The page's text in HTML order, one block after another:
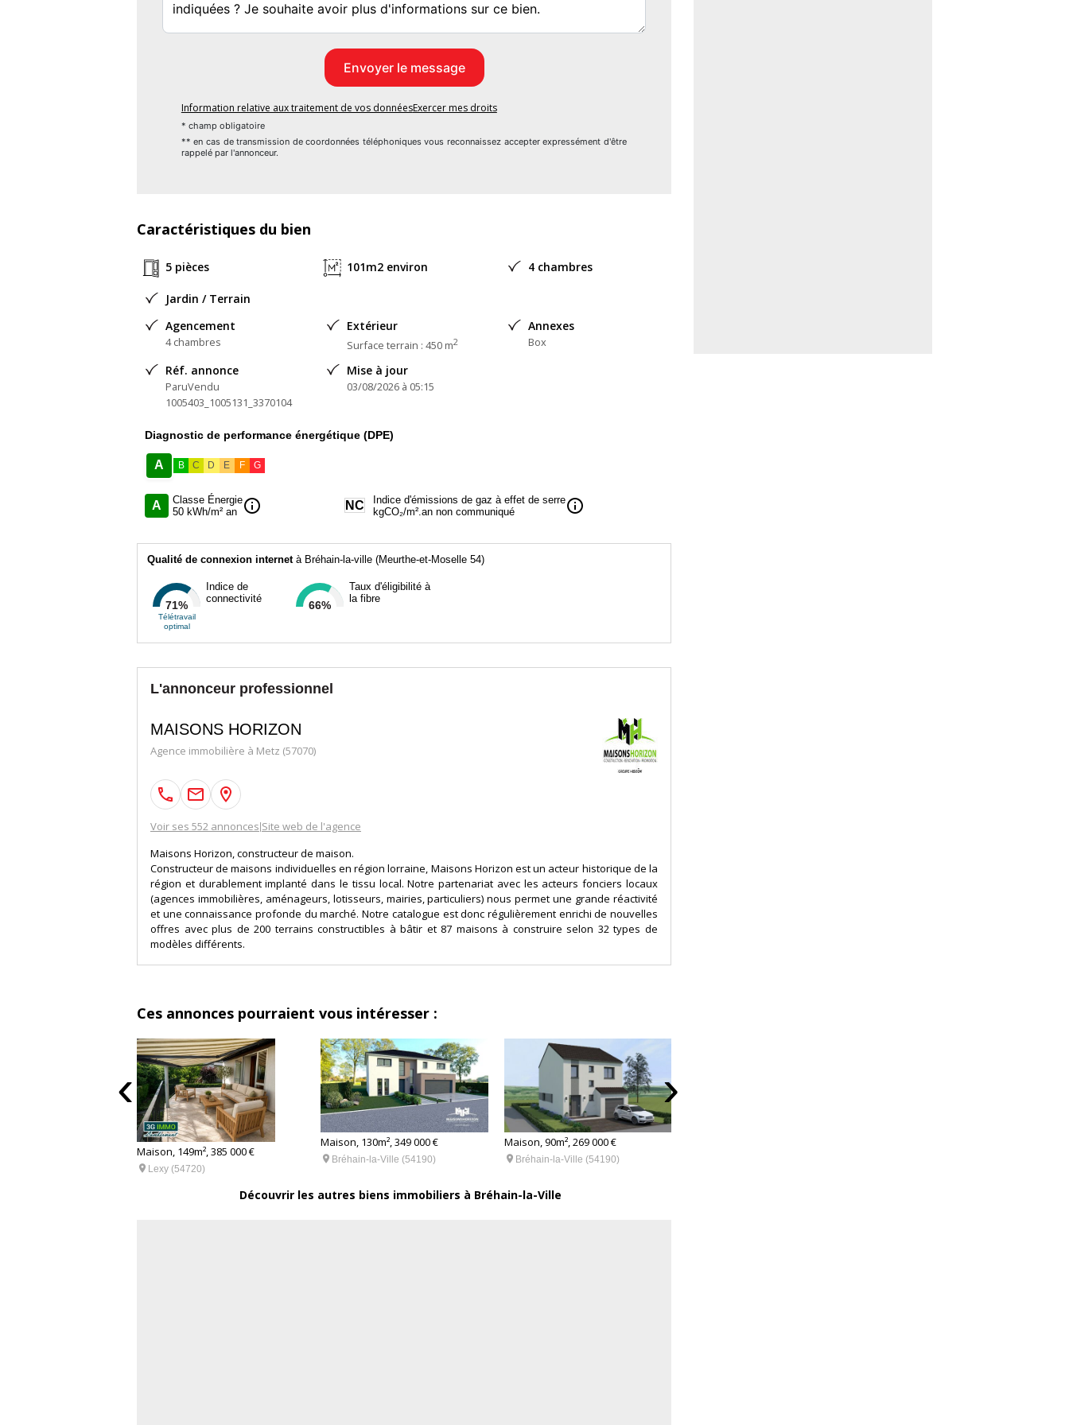
remboursement de l'acompte, livraison à prix et délai convenu) :
MAISONS HORIZON 4 rue Pierre Simon de Laplace 57070 Metz
Bien En copropriété : non
Information relative aux traitement de vos donnéesExercer mes droits
* champ obligatoire
** en cas de transmission de coordonnées téléphoniques vous reconnaissez accepter expressément d'être
rappelé par l'annonceur.
Caractéristiques du bien
5 pièces 101m2 environ 4 chambres
Jardin / Terrain
Agencement
4 chambres
Extérieur
Surface terrain : 450 m2
Annexes
Box
Réf. annonce
ParuVendu
1005403_1005131_3370104
Mise à jour
03/08/2026 à 05:15
Diagnostic de performance énergétique (DPE)
A B C D E F G
A
Classe Énergie
50 kWh/m² an info NC
Indice d'émissions de gaz à effet de serre
kgCO₂/m².an non communiqué
info
Qualité de connexion internetà Bréhain-la-ville (Meurthe-et-Moselle 54)
71%
Télétravail
optimal
Indice de
connectivité
66%
Taux d'éligibilité à
la fibre
L'annonceur professionnel
MAISONS HORIZON
Agence immobilière à Metz (57070)
Voir ses 552 annonces|Site web de l'agence
Maisons Horizon, constructeur de maison.
Constructeur de maisons individuelles en région lorraine, Maisons Horizon est un acteur historique de la
région et durablement implanté dans le tissu local. Notre partenariat avec les acteurs fonciers locaux
(agences immobilières, aménageurs, lotisseurs, mairies, particuliers) nous permet une grande réactivité
et une connaissance profonde du marché. Notre catalogue est donc régulièrement enrichi de nouvelles
offres avec plus de 200 terrains constructibles à bâtir et 87 maisons à construire selon 32 types de
modèles différents.
Ces annonces pourraient vous intéresser :
Maison, 149m², 385 000 €
 Lexy (54720)
Maison, 130m², 349 000 €
 Bréhain-la-Ville (54190)
Maison, 90m², 269 000 €
 Bréhain-la-Ville (54190)
‹ ›
Découvrir les autres biens immobiliers à Bréhain-la-Ville